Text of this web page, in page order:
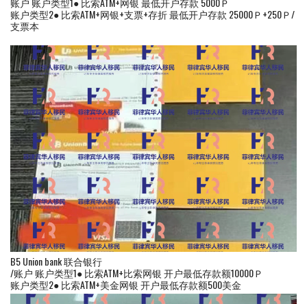
账户类型2● 比索ATM+网银+支票+存折 最低开户存款 25000Ｐ+250Ｐ/
支票本
B5 Union bank 联合银行
/账户 账户类型1● 比索ATM+比索网银 开户最低存款额10000Ｐ
账户类型2● 比索ATM+美金网银 开户最低存款额500美金